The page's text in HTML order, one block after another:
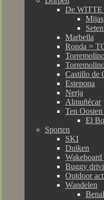
De WITTE
Mijas
Marbella
Ronda =
Castillo de
Estepona
Nerja
Almuñécar
Ten
El
Sporten
SKI
Duiken
Buggy
Outdoor
Wandelen